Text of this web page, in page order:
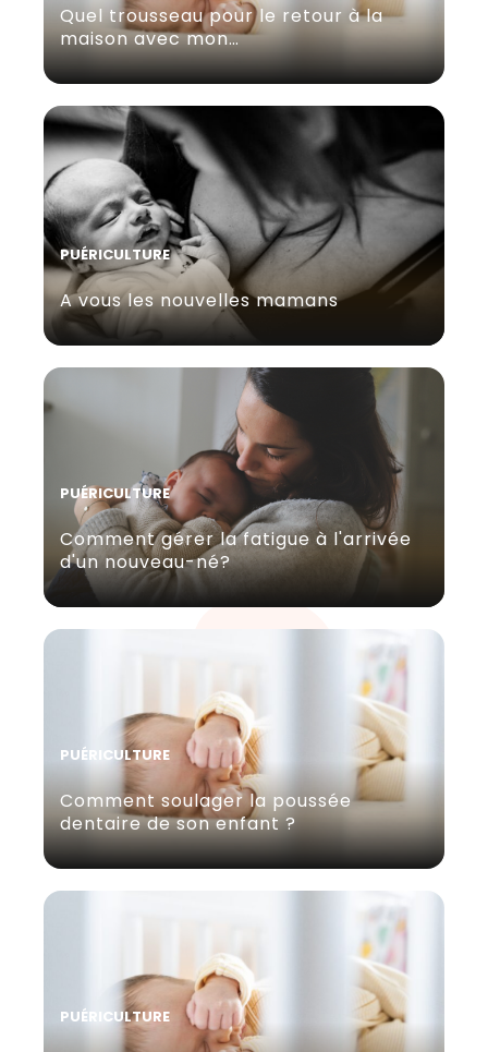
Quel trousseau pour le retour à la
maison avec mon…
PUÉRICULTURE
A vous les nouvelles mamans
PUÉRICULTURE
Comment gérer la fatigue à l'arrivée
d'un nouveau-né?
PUÉRICULTURE
Comment soulager la poussée
dentaire de son enfant ?
PUÉRICULTURE